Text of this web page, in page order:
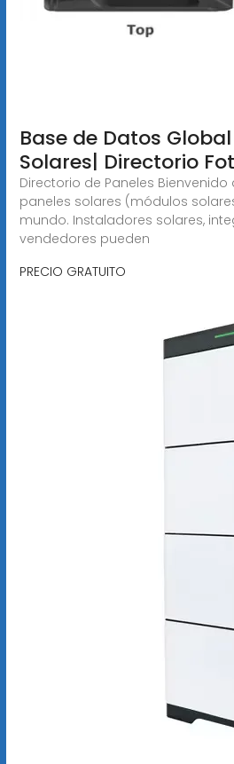
Base de Datos
Solares| Directorio
Directorio de Paneles
paneles solares (módulos
mundo. Instaladores solares,
vendedores pueden
PRECIO GRATUITO